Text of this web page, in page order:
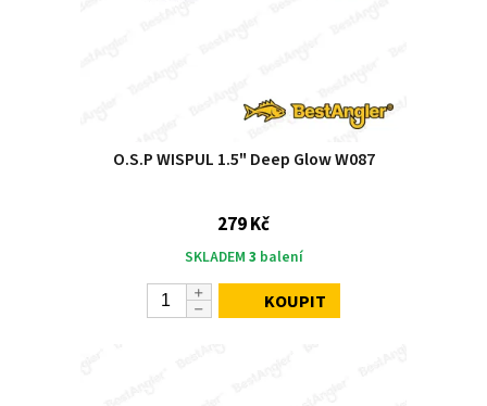
O.S.P WISPUL 1.5" Deep Glow W087
279 Kč
SKLADEM 3 balení
KOUPIT